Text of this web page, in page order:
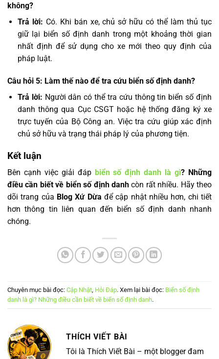
không?
Trả lời: Có. Khi bán xe, chủ sở hữu có thể làm thủ tục
giữ lại biển số định danh trong một khoảng thời gian
nhất định để sử dụng cho xe mới theo quy định của
pháp luật.
Câu hỏi 5: Làm thế nào để tra cứu biển số định danh?
Trả lời: Người dân có thể tra cứu thông tin biển số định
danh thông qua Cục CSGT hoặc hệ thống đăng ký xe
trực tuyến của Bộ Công an. Việc tra cứu giúp xác định
chủ sở hữu và trạng thái pháp lý của phương tiện.
Kết luận
Bên cạnh việc giải đáp biển số định danh là gì? Những
điều cần biết về biển số định danh còn rất nhiều. Hãy theo
dõi trang của Blog Xứ Dừa để cập nhật nhiều hơn, chi tiết
hơn thông tin liên quan đến biển số định danh nhanh
chóng.
Chuyên mục bài đọc: Cập Nhật Hỏi Đáp. Xem lại bài đọc: Biển số định
danh là gì? Những điều cần biết về biển số định danh.
THÍCH VIẾT BÀI
Tôi là Thích Viết Bài – một blogger đam